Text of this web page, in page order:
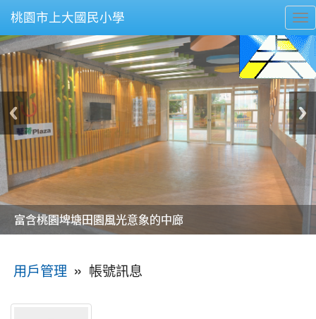
桃園市上大國民小學
美麗的操場是我們活力的來源
美麗的操場是我們活力的來源
煥然一新的小司令台
煥然一新的小司令台
富含桃園埤塘田園風光意象的中廊
富含桃園埤塘田園風光意象的中廊
嶄新的中庭廣場
嶄新的中庭廣場
水生池生生不息
水生池生生不息
用戶管理 » 帳號訊息